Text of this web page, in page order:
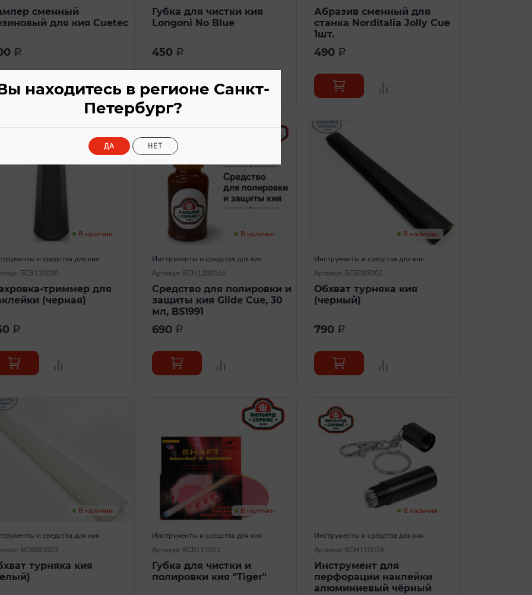
сменный
для кия Cuetec
a
Губка для чистки кия
Longoni No Blue
450 a
Абразив сменный для
станка Norditalia Jolly Cue
1шт.
490 a
В наличии
и средства для кия
БСВ110030
триммер для
(черная)
a
В наличии
Инструменты и средства для кия
Артикул: БСН1200166
Средство для полировки и
защиты кия Glide Cue, 30
мл, BS1991
690 a
В наличии
Инструменты и средства для кия
Артикул: БСБ085002
Обхват турняка кия
(черный)
790 a
В наличии
и средства для кия
БСБ085003
турняка кия
В наличии
Инструменты и средства для кия
Артикул: БСБ111011
Губка для чистки и
полировки кия "Tiger"
В наличии
Инструменты и средства для кия
Артикул: БСН110034
Инструмент для
перфорации наклейки
алюминиевый чёрный
находитесь в регионе Санкт-
Петербург?
ДА НЕТ